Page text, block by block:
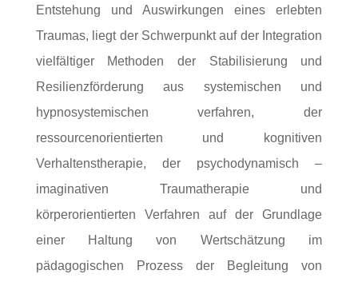
Entstehung und Auswirkungen eines erlebten
Traumas, liegt der Schwerpunkt auf der Integration
vielfältiger Methoden der Stabilisierung und
Resilienzförderung aus systemischen und
hypnosystemischen verfahren, der
ressourcenorientierten und kognitiven
Verhaltenstherapie, der psychodynamisch –
imaginativen Traumatherapie und
körperorientierten Verfahren auf der Grundlage
einer Haltung von Wertschätzung im
pädagogischen Prozess der Begleitung von